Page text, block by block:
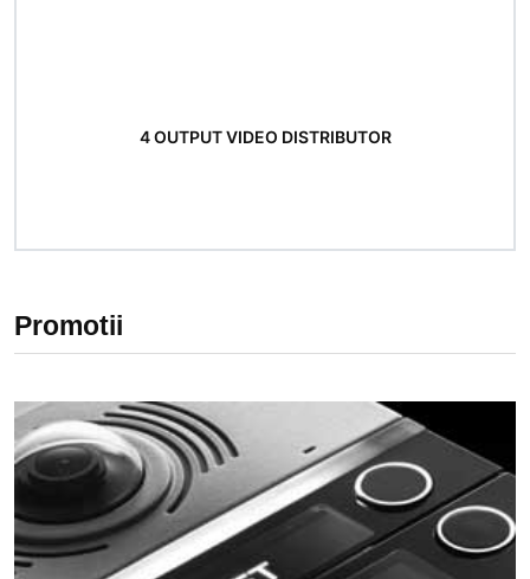
4 OUTPUT VIDEO DISTRIBUTOR
Promotii